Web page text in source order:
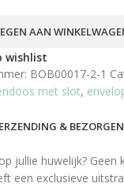
AAN
wishlist
BOB00017-2-1
met slot,
& BEZORGEN
jullie huwelijk?
een exclusieve